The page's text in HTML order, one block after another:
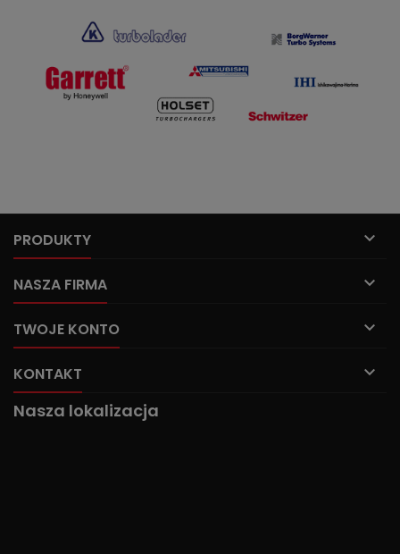
PRODUKTY 
NASZA FIRMA 
TWOJE KONTO 
KONTAKT 
Nasza lokalizacja